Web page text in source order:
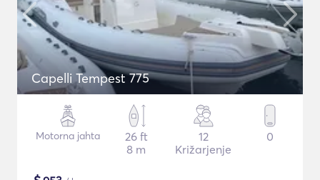
Capelli Tempest 775
Motorna jahta
26 ft
8 m
12
Križarjenje
0